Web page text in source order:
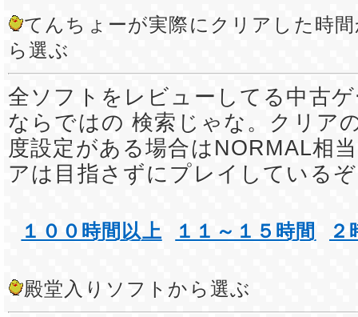
てんちょーが実際にクリアした時
ら選ぶ
全ソフトをレビューしてる中古
ならではの 検索じゃな。クリア
度設定がある場合はNORMAL相
アは目指さずにプレイしている
１００時間以上 １１～１５時間 ２
殿堂入りソフトから選ぶ